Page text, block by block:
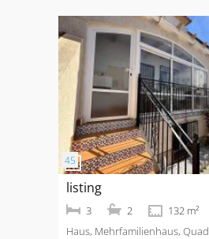
listing
3 2
132 m²
Haus, Mehrfamilienhaus, Quad